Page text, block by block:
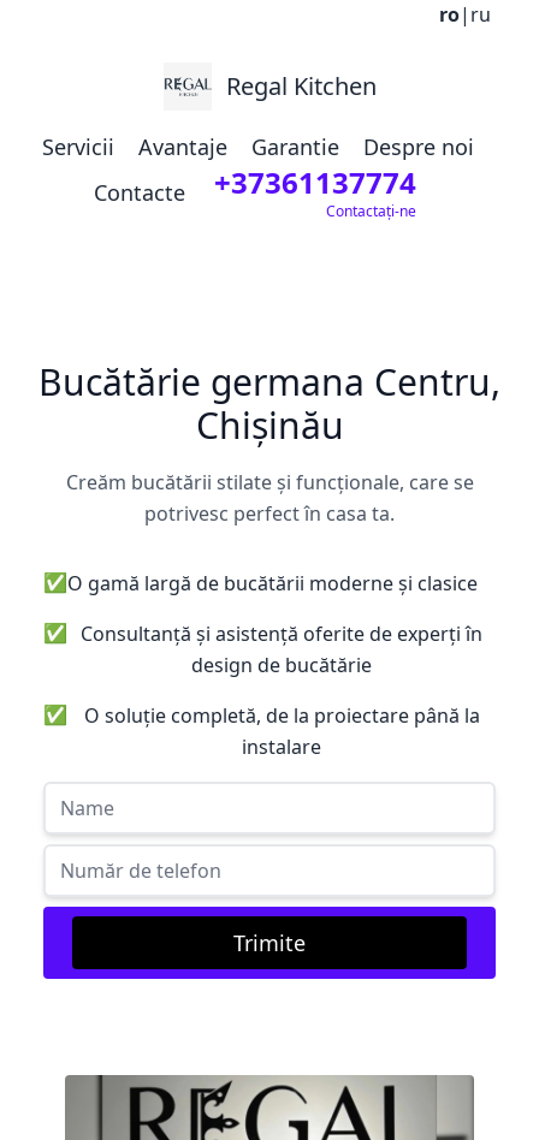
ro| ru
Regal Kitchen
Servicii Avantaje Garantie
Despre noi
Contacte
+37361137774
Contactați-ne
Bucătărie germana Centru,
Chișinău
Creăm bucătării stilate și funcționale, care se
potrivesc perfect în casa ta.
✅O gamă largă de bucătării moderne și clasice
✅ Consultanță și asistență oferite de experți în
design de bucătărie
✅
O soluție completă, de la proiectare până la
instalare
Trimite